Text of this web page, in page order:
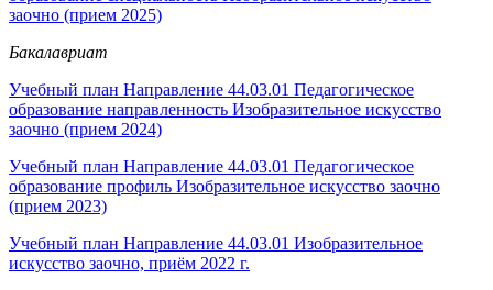
заочно (прием 2025)
Бакалавриат
Учебный план Направление 44.03.01 Педагогическое
образование направленность Изобразительное искусство
заочно (прием 2024)
Учебный план Направление 44.03.01 Педагогическое
образование профиль Изобразительное искусство заочно
(прием 2023)
Учебный план Направление 44.03.01 Изобразительное
искусство заочно, приём 2022 г.